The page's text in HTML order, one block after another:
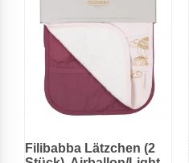
Filibabba Lätzchen (2